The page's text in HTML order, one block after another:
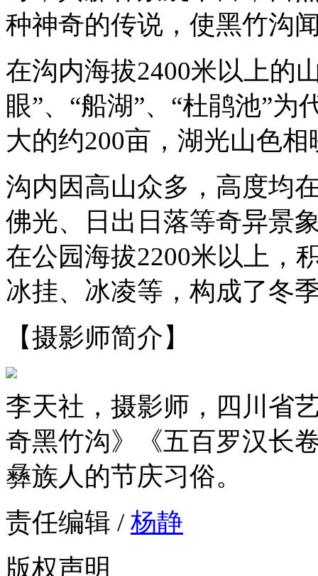
种神奇的传说，使黑竹沟
在沟内海拔2400米以上的
眼”、“船湖”、“杜鹃池”
大的约200亩，湖光山色
沟内因高山众多，高度均
佛光、日出日落等奇异景
在公园海拔2200米以上，
冰挂、冰凌等，构成了冬
【摄影师简介】
李天社，摄影师，四川省
奇黑竹沟》《五百罗汉长
彝族人的节庆习俗。
责任编辑 /杨静
版权声明